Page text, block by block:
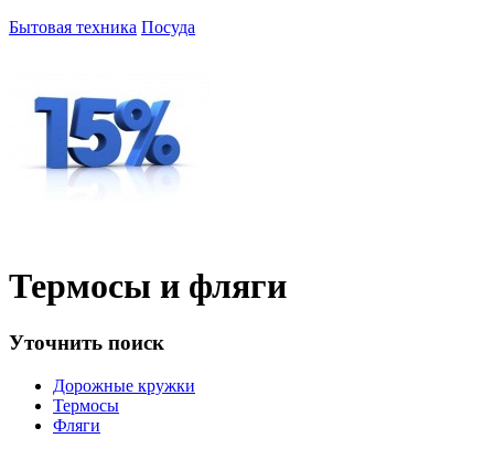
Бытовая техника Посуда
Термосы и фляги
Уточнить поиск
Дорожные кружки
Термосы
Фляги